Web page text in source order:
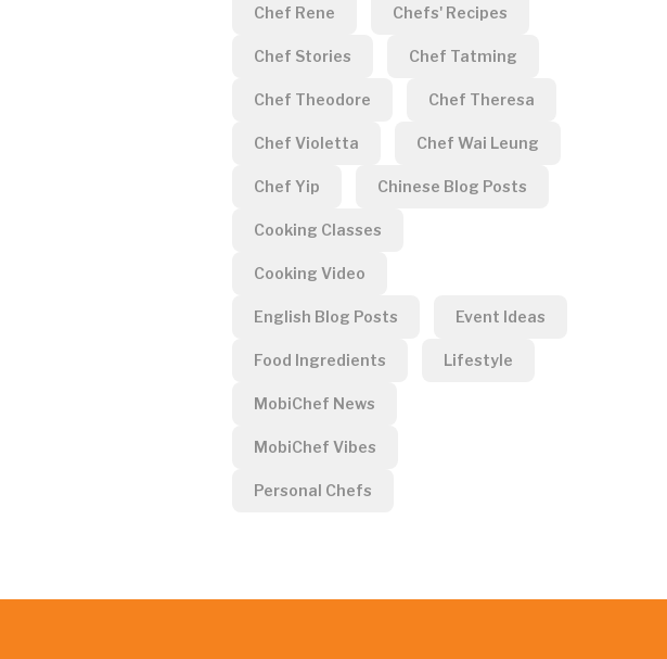
Chef Rene Chefs' Recipes
Chef Stories Chef Tatming
Chef Theodore Chef Theresa
Chef Violetta Chef Wai Leung
Chef Yip Chinese Blog Posts
Cooking Classes
Cooking Video
English Blog Posts Event Ideas
Food Ingredients Lifestyle
MobiChef News
MobiChef Vibes
Personal Chefs